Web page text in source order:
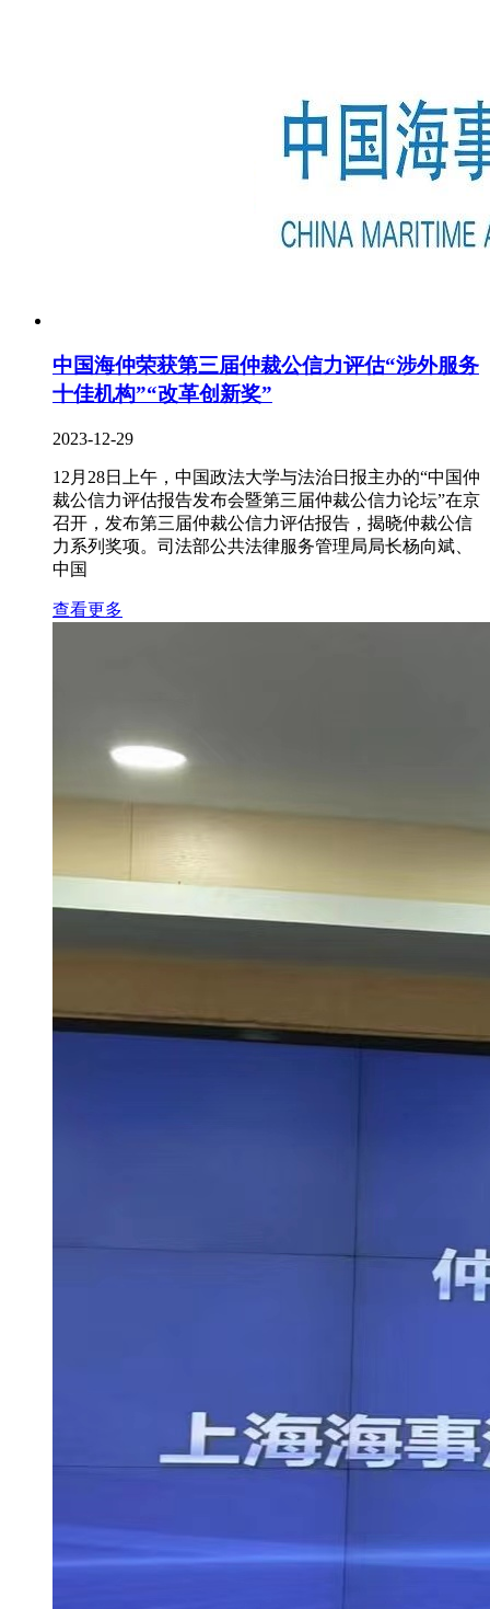
中国海仲荣获第三届仲裁公信力评估“涉外服务
十佳机构”“改革创新奖”
2023-12-29
12月28日上午，中国政法大学与法治日报主办的“中国仲
裁公信力评估报告发布会暨第三届仲裁公信力论坛”在京
召开，发布第三届仲裁公信力评估报告，揭晓仲裁公信
力系列奖项。司法部公共法律服务管理局局长杨向斌、
中国
查看更多